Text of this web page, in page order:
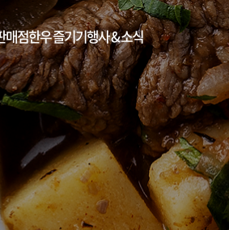
매점한우 즐기기행사 & 소식